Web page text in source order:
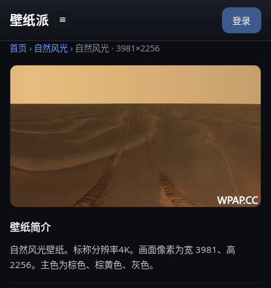
壁纸派 ≡ 登录
首页 › 自然风光 › 自然风光 · 3981×2256
壁纸简介
自然风光壁纸。标称分辨率4K。画面像素为宽 3981、高
2256。主色为棕色、棕黄色、灰色。